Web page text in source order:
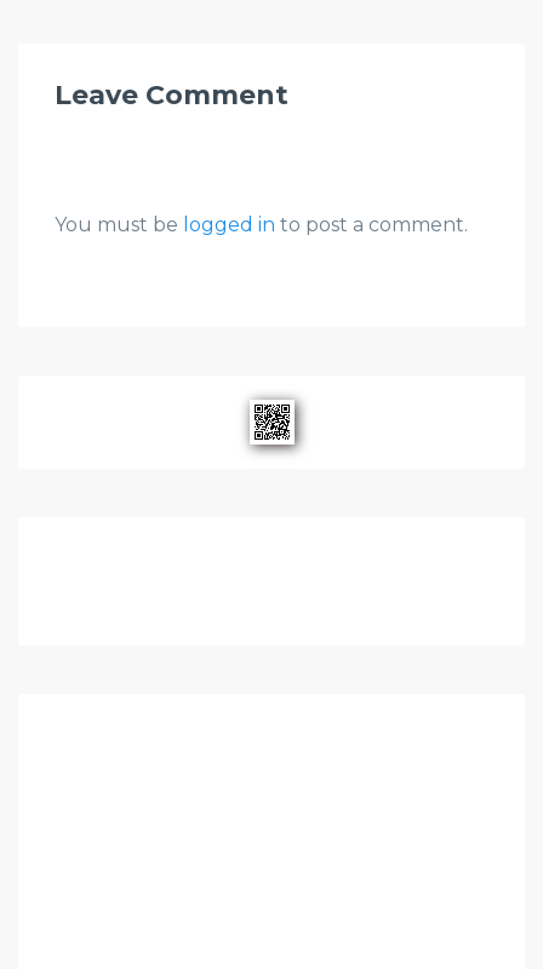
Leave Comment
You must be logged in to post a comment.